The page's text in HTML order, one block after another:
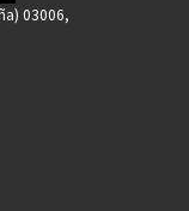
03006,